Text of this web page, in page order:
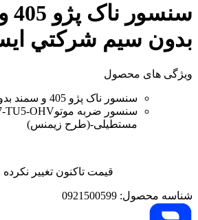
بدون سيم شرکتي
ویژگی های محصول
سنسور ناک پژو 405 و سمند بدون سيم شرکتي ایساکو
مستطیلی-(طرح زیمنس)
قیمت تاکنون تغییر
شناسه محصول: 0921500599